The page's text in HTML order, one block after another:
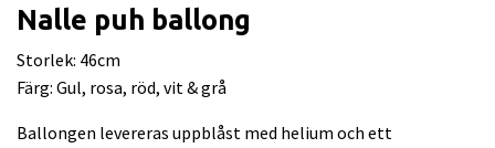
Nalle puh ballong
Storlek: 46cm
Färg: Gul, rosa, röd, vit & grå
Ballongen levereras uppblåst med helium och ett